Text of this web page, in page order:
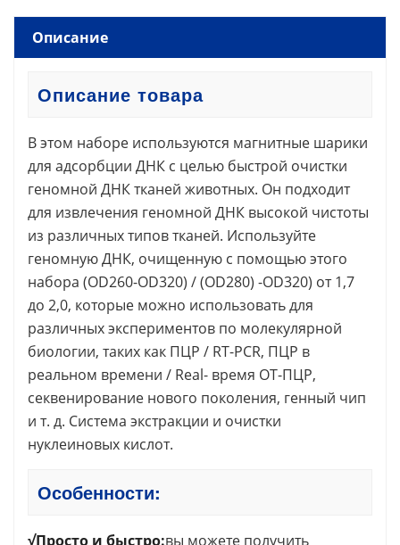
Описание
Описание товара
В этом наборе используются магнитные шарики
для адсорбции ДНК с целью быстрой очистки
геномной ДНК тканей животных. Он подходит
для извлечения геномной ДНК высокой чистоты
из различных типов тканей. Используйте
геномную ДНК, очищенную с помощью этого
набора (OD260-OD320) / (OD280) -OD320) от 1,7
до 2,0, которые можно использовать для
различных экспериментов по молекулярной
биологии, таких как ПЦР / RT-PCR, ПЦР в
реальном времени / Real- время ОТ-ПЦР,
секвенирование нового поколения, генный чип
и т. д. Система экстракции и очистки
нуклеиновых кислот.
Особенности:
√Просто и быстро:вы можете получить